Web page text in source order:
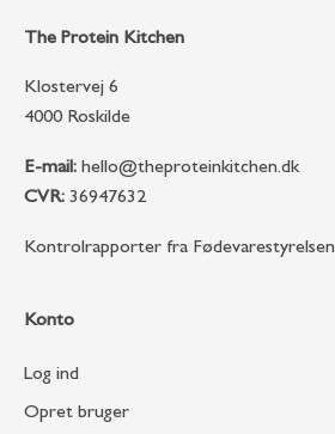
The Protein Kitchen
Klostervej 6
4000 Roskilde
E-mail: hello@theproteinkitchen.dk
CVR:36947632
Kontrolrapporter fra Fødevarestyrelsen
Konto
Log ind
Opret bruger